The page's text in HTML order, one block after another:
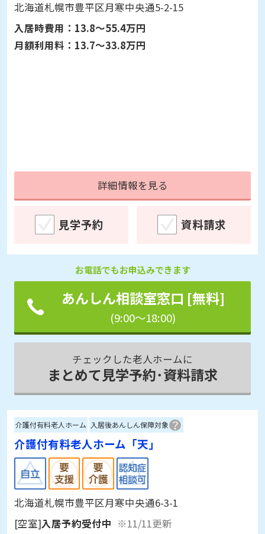
北海道札幌市豊平区月寒中央通5-2-15
入居時費用： 13.8～55.4万円
月額利用料： 13.7～33.8万円
見学予約 資料請求
お電話でもお申込みできます
あんしん相談室窓口 [無料]
(9:00～18:00)
チェックした老人ホームに
まとめて見学予約･資料請求
介護付有料老人ホーム 入居後あんしん保障対象
介護付有料老人ホーム「天」